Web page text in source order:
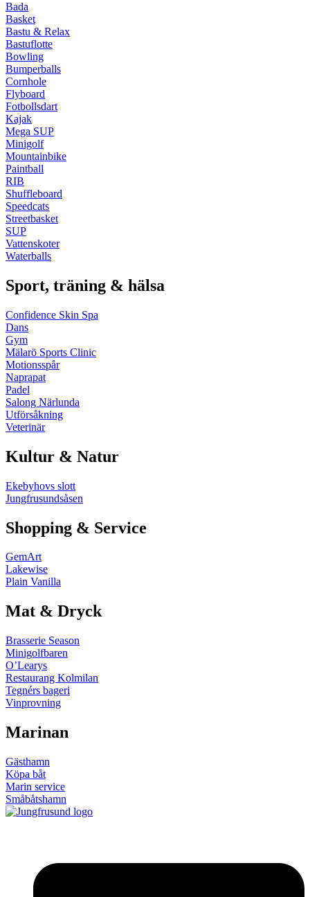
Bada
Basket
Bastu & Relax
Bastuflotte
Bowling
Bumperballs
Cornhole
Flyboard
Fotbollsdart
Kajak
Mega SUP
Minigolf
Mountainbike
Paintball
RIB
Shuffleboard
Speedcats
Streetbasket
SUP
Vattenskoter
Waterballs
Sport, träning & hälsa
Confidence Skin Spa
Dans
Gym
Mälarö Sports Clinic
Motionsspår
Naprapat
Padel
Salong Närlunda
Utförsåkning
Veterinär
Kultur & Natur
Ekebyhovs slott
Jungfrusundsåsen
Shopping & Service
GemArt
Lakewise
Plain Vanilla
Mat & Dryck
Brasserie Season
Minigolfbaren
O’Learys
Restaurang Kolmilan
Tegnérs bageri
Vinprovning
Marinan
Gästhamn
Köpa båt
Marin service
Småbåtshamn